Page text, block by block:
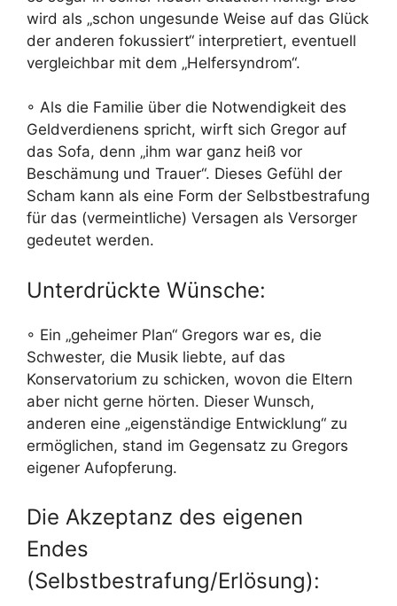
wird als „schon ungesunde Weise auf das Glück
der anderen fokussiert“ interpretiert, eventuell
vergleichbar mit dem „Helfersyndrom“.
◦ Als die Familie über die Notwendigkeit des
Geldverdienens spricht, wirft sich Gregor auf
das Sofa, denn „ihm war ganz heiß vor
Beschämung und Trauer“. Dieses Gefühl der
Scham kann als eine Form der Selbstbestrafung
für das (vermeintliche) Versagen als Versorger
gedeutet werden.
Unterdrückte Wünsche:
◦ Ein „geheimer Plan“ Gregors war es, die
Schwester, die Musik liebte, auf das
Konservatorium zu schicken, wovon die Eltern
aber nicht gerne hörten. Dieser Wunsch,
anderen eine „eigenständige Entwicklung“ zu
ermöglichen, stand im Gegensatz zu Gregors
eigener Aufopferung.
Die Akzeptanz des eigenen
Endes
(Selbstbestrafung/Erlösung):